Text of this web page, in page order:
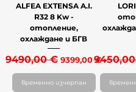
ALFEA EXTENSA A.I.
R32 8 Kw -
отопление,
охлаждане и БГВ
Редовна цена
9490,00 € Продажна цена
9399,00 €
временно изчерпан
Редовна